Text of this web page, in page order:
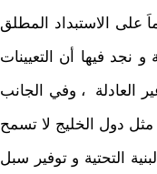
على الاستبداد المطلق
نجد فيها أن التعيينات
العادلة ، وفي الجانب
مثل دول الخليج لا تسمح
التحتية و توفير سبل